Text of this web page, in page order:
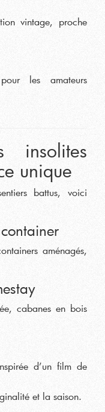
vintage, proche
les amateurs
insolites
unique
battus, voici
aménagés,
cabanes en bois
d’un film de
et la saison.